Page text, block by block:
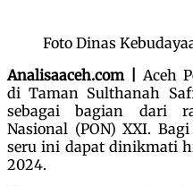
Foto Dinas
Analisaaceh.com |
Aceh
di Taman Sulthanah
sebagai bagian dari
Nasional (PON) XXI.
seru ini dapat dinikmati
2024.